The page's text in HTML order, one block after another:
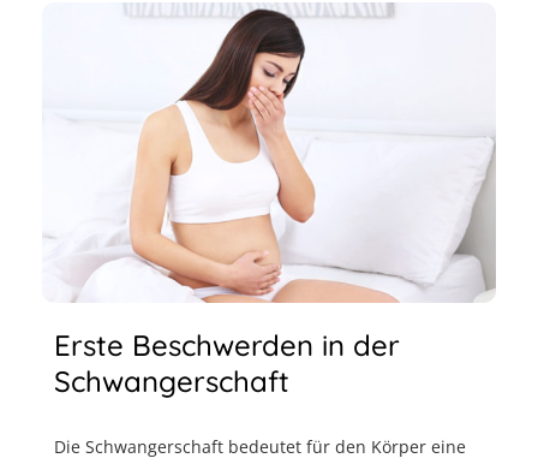
Erste Beschwerden in der
Schwangerschaft
Die Schwangerschaft bedeutet für den Körper eine